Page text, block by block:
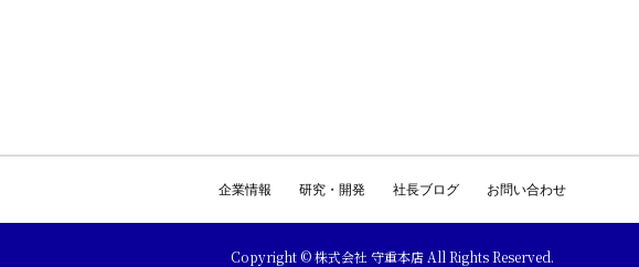
企業情報 研究・開発 社長ブログ お問い合わせ
Copyright © 株式会社 守重本店 All Rights Reserved.